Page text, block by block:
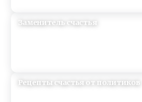
Заменитель счастья
Рецепты счастья от политиков